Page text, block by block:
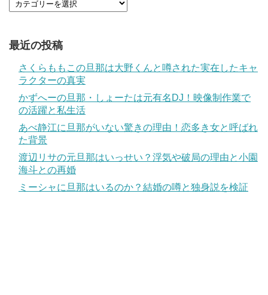
最近の投稿
さくらももこの旦那は大野くんと噂された実在したキャ
ラクターの真実
かずへーの旦那・しょーたは元有名DJ！映像制作業で
の活躍と私生活
あべ静江に旦那がいない驚きの理由！恋多き女と呼ばれ
た背景
渡辺リサの元旦那はいっせい？浮気や破局の理由と小園
海斗との再婚
ミーシャに旦那はいるのか？結婚の噂と独身説を検証